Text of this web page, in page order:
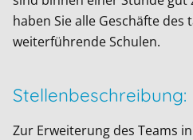
haben Sie alle Geschäfte des
weiterführende Schulen.
Stellenbeschreibung:
Zur Erweiterung des Teams